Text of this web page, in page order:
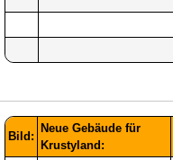
Bild:
Neue Gebäude für
Krustyland: